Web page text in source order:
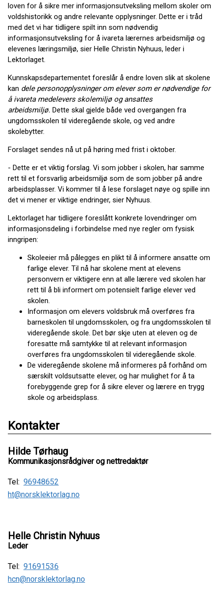
loven for å sikre mer informasjonsutveksling mellom skoler om
voldshistorikk og andre relevante opplysninger. Dette er i tråd
med det vi har tidligere spilt inn som nødvendig
informasjonsutveksling for å ivareta lærernes arbeidsmiljø og
elevenes læringsmiljø, sier Helle Christin Nyhuus, leder i
Lektorlaget.
Kunnskapsdepartementet foreslår å endre loven slik at skolene
kan dele personopplysninger om elever som er nødvendige for
å ivareta medelevers skolemiljø og ansattes
arbeidsmiljø. Dette skal gjelde både ved overgangen fra
ungdomsskolen til videregående skole, og ved andre
skolebytter.
Forslaget sendes nå ut på høring med frist i oktober.
- Dette er et viktig forslag. Vi som jobber i skolen, har samme
rett til et forsvarlig arbeidsmiljø som de som jobber på andre
arbeidsplasser. Vi kommer til å lese forslaget nøye og spille inn
det vi mener er viktige endringer, sier Nyhuus.
Lektorlaget har tidligere foreslått konkrete lovendringer om
informasjonsdeling i forbindelse med nye regler om fysisk
inngripen:
Skoleeier må pålegges en plikt til å informere ansatte om
farlige elever. Til nå har skolene ment at elevens
personvern er viktigere enn at alle lærere ved skolen har
rett til å bli informert om potensielt farlige elever ved
skolen.
Informasjon om elevers voldsbruk må overføres fra
barneskolen til ungdomsskolen, og fra ungdomsskolen til
videregående skole. Det bør skje uten at eleven og de
foresatte må samtykke til at relevant informasjon
overføres fra ungdomsskolen til videregående skole.
De videregående skolene må informeres på forhånd om
særskilt voldsutsatte elever, og har mulighet for å ta
forebyggende grep for å sikre elever og lærere en trygg
skole og arbeidsplass.
Kontakter
Hilde Tørhaug
Kommunikasjonsrådgiver og nettredaktør
Tel: 96948652
ht@norsklektorlag.no
Helle Christin Nyhuus
Leder
Tel: 91691536
hcn@norsklektorlag.no